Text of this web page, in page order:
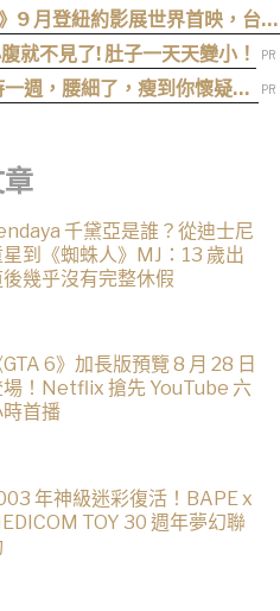
真的太可愛，幸好有來台灣
9 月登紐約影展世界首映，台灣
日上映
就不見了! 肚子一天天變小！
週，腰細了，瘦到你懷疑人
千黛亞是誰？從迪士尼
到《蜘蛛人》MJ：13 歲出
幾乎沒有完整休假
GTA 6》加長版預覽 8 月 28 日
場！Netflix 搶先 YouTube 六
首播
年神級迷彩復活！BAPE x
TOY 30 週年夢幻聯